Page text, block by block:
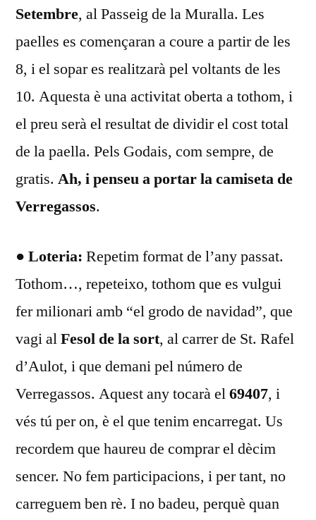
Setembre, al Passeig de la Muralla. Les
paelles es començaran a coure a partir de les
8, i el sopar es realitzarà pel voltants de les
10. Aquesta è una activitat oberta a tothom, i
el preu serà el resultat de dividir el cost total
de la paella. Pels Godais, com sempre, de
gratis. Ah, i penseu a portar la camiseta de
Verregassos.
● Loteria: Repetim format de l’any passat.
Tothom…, repeteixo, tothom que es vulgui
fer milionari amb “el grodo de navidad”, que
vagi alFesol de la sort, al carrer de St. Rafel
d’Aulot, i que demani pel número de
Verregassos. Aquest any tocarà el69407, i
vés tú per on, è el que tenim encarregat. Us
recordem que haureu de comprar el dècim
sencer. No fem participacions, i per tant, no
carreguem ben rè. I no badeu, perquè quan